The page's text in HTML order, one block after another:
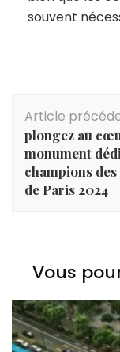
souvent
Navigation
d'article
Article
plongez au
monument
champions des
de Paris 2024
Vous